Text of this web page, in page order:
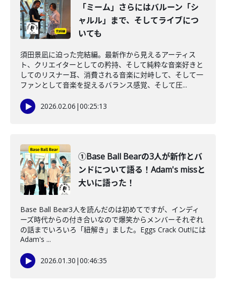
「ミーム」さらにはバルーン「シ
ャルル」まで、そしてライブにつ
いても
須田景凪に迫った完結編。最新作から見えるアーティス
ト、クリエイターとしての矜持、そして純粋な音楽好きと
してのリスナー耳、消費される音楽に対峙して、そして一
ファンとして音楽を捉えるバランス感覚、そして圧...
2026.02.06 |00:25:13
①Base Ball Bearの3人が新作とバ
ンドについて語る！Adam's missと
大いに語った！
Base Ball Bear3人を読んだのは初めてですが、インディ
ーズ時代からの付き合いなので爆笑からメンバーそれぞれ
の話までいろいろ「紐解き」ました。Eggs Crack Out!には
Adam's ...
2026.01.30 |00:46:35